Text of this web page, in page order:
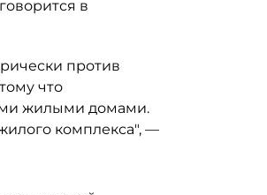
в
против
что
жилыми домами.
комплекса", —